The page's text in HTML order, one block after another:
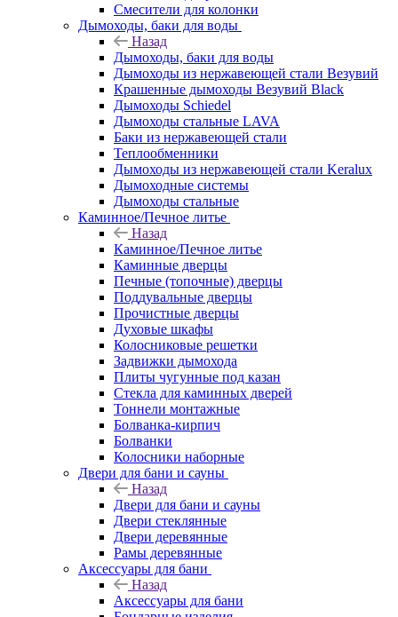
Смесители для колонки
Дымоходы, баки для воды
Назад
Дымоходы, баки для воды
Дымоходы из нержавеющей стали Везувий
Крашенные дымоходы Везувий Black
Дымоходы Schiedel
Дымоходы стальные LAVA
Баки из нержавеющей стали
Теплообменники
Дымоходы из нержавеющей стали Keralux
Дымоходные системы
Дымоходы стальные
Каминное/Печное литье
Назад
Каминное/Печное литье
Каминные дверцы
Печные (топочные) дверцы
Поддувальные дверцы
Прочистные дверцы
Духовые шкафы
Колосниковые решетки
Задвижки дымохода
Плиты чугунные под казан
Стекла для каминных дверей
Тоннели монтажные
Болванка-кирпич
Болванки
Колосники наборные
Двери для бани и сауны
Назад
Двери для бани и сауны
Двери стеклянные
Двери деревянные
Рамы деревянные
Аксессуары для бани
Назад
Аксессуары для бани